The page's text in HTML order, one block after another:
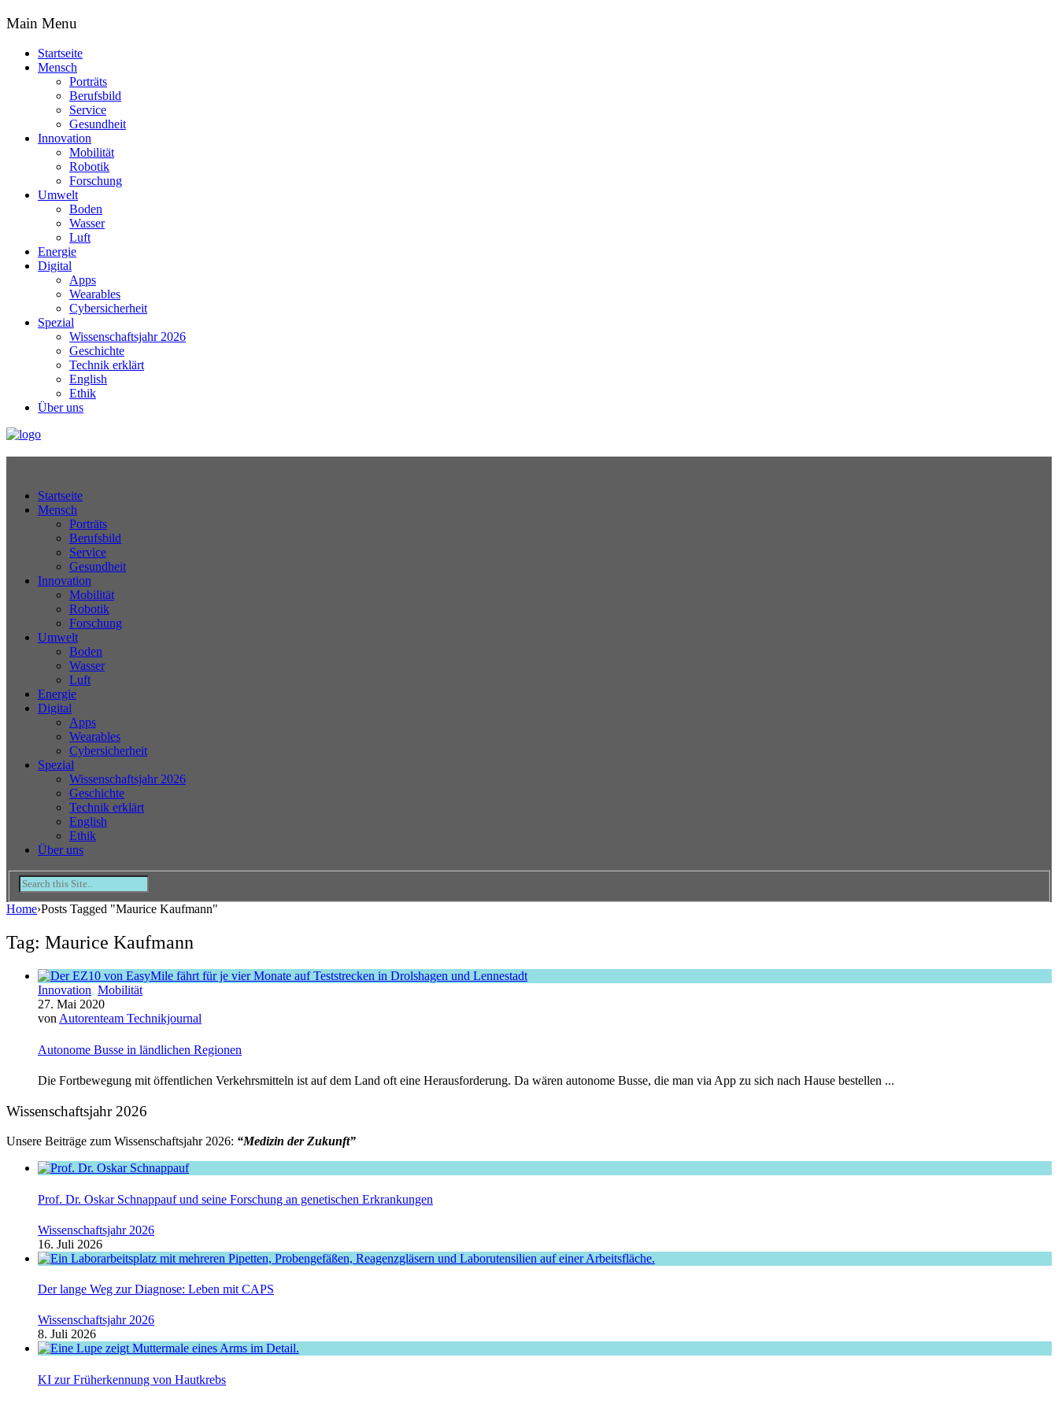
Main Menu
Startseite
Mensch
Porträts
Berufsbild
Service
Gesundheit
Innovation
Mobilität
Robotik
Forschung
Umwelt
Boden
Wasser
Luft
Energie
Digital
Apps
Wearables
Cybersicherheit
Spezial
Wissenschaftsjahr 2026
Geschichte
Technik erklärt
English
Ethik
Über uns
Startseite
Mensch
Porträts
Berufsbild
Service
Gesundheit
Innovation
Mobilität
Robotik
Forschung
Umwelt
Boden
Wasser
Luft
Energie
Digital
Apps
Wearables
Cybersicherheit
Spezial
Wissenschaftsjahr 2026
Geschichte
Technik erklärt
English
Ethik
Über uns
Home›Posts Tagged "Maurice Kaufmann"
Tag: Maurice Kaufmann
Innovation, Mobilität
27. Mai 2020
von Autorenteam Technikjournal
Autonome Busse in ländlichen Regionen
Die Fortbewegung mit öffentlichen Verkehrsmitteln ist auf dem Land oft eine Herausforderung. Da wären autonome Busse, die man via App zu sich nach Hause bestellen ...
Wissenschaftsjahr 2026
Unsere Beiträge zum Wissenschaftsjahr 2026: “Medizin der Zukunft”
Prof. Dr. Oskar Schnappauf und seine Forschung an genetischen Erkrankungen
Wissenschaftsjahr 2026
16. Juli 2026
Der lange Weg zur Diagnose: Leben mit CAPS
Wissenschaftsjahr 2026
8. Juli 2026
KI zur Früherkennung von Hautkrebs